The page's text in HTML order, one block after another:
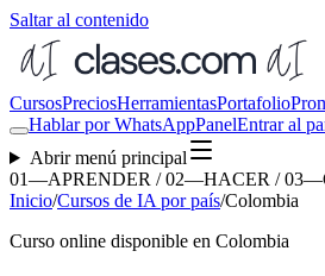
Saltar al contenido
CursosPreciosHerramientasPortafolio
Hablar por WhatsAppPanelEntrar al
Abrir menú principal
01—APRENDER / 02—HACER /
Inicio/Cursos de IA por país/Colombia
Curso online disponible en Colombia